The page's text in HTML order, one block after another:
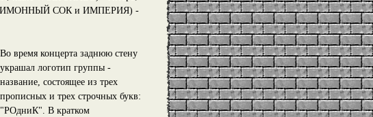
ЛИМОННЫЙ СОК и ИМПЕРИЯ) -
Во время концерта заднюю стену
украшал логотип группы -
название, состоящее из трех
прописных и трех строчных букв:
"РОдниК". В кратком